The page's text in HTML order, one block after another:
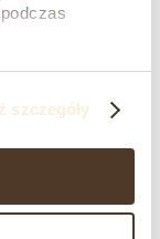
szczegóły